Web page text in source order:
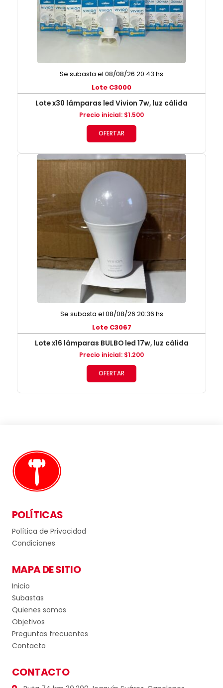
Se subasta el 08/08/26 20:43 hs
Lote C3000
Lote x30 lámparas led Vivion 7w, luz cálida
Precio inicial: $1.500
OFERTAR
Se subasta el 08/08/26 20:36 hs
Lote C3067
Lote x16 lámparas BULBO led 17w, luz cálida
Precio inicial: $1.200
OFERTAR
POLÍTICAS
Política de Privacidad
Condiciones
MAPA DE SITIO
Inicio
Subastas
Quienes somos
Objetivos
Preguntas frecuentes
Contacto
CONTACTO